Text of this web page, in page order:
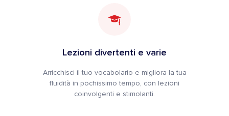
Lezioni divertenti e varie
Arricchisci il tuo vocabolario e migliora la tua
fluidità in pochissimo tempo, con lezioni
coinvolgenti e stimolanti.